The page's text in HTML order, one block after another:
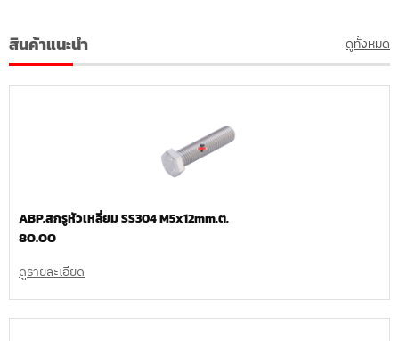
สินค้าแนะนำ ดูทั้งหมด
ABP.สกรูหัวเหลี่ยม SS304 M5x12mm.ต.
80.00
ดูรายละเอียด